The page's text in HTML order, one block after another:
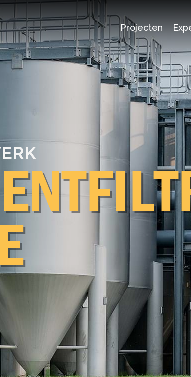
Industriebouw
Betonbouw
Duurzaamheid bij Stevacon
Missie & visie
Certificatie
Projecten
EN